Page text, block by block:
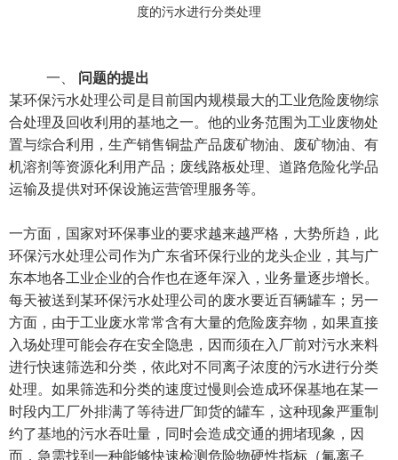
度的污水进行分类处理
一、 问题的提出
某环保污水处理公司是目前国内规模最大的工业危险废物综
合处理及回收利用的基地之一。他的业务范围为工业废物处
置与综合利用，生产销售铜盐产品废矿物油、废矿物油、有
机溶剂等资源化利用产品；废线路板处理、道路危险化学品
运输及提供对环保设施运营管理服务等。
一方面，国家对环保事业的要求越来越严格，大势所趋，此
环保污水处理公司作为广东省环保行业的龙头企业，其与广
东本地各工业企业的合作也在逐年深入，业务量逐步增长。
每天被送到某环保污水处理公司的废水要近百辆罐车；另一
方面，由于工业废水常常含有大量的危险废弃物，如果直接
入场处理可能会存在安全隐患，因而须在入厂前对污水来料
进行快速筛选和分类，依此对不同离子浓度的污水进行分类
处理。如果筛选和分类的速度过慢则会造成环保基地在某一
时段内工厂外排满了等待进厂卸货的罐车，这种现象严重制
约了基地的污水吞吐量，同时会造成交通的拥堵现象，因
而，急需找到一种能够快速检测危险物硬性指标（氟离子、